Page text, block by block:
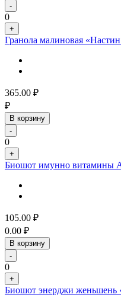
-
0
+
Гранола малиновая
365.00 ₽
₽
В корзину
-
0
+
Биошот имунно витамины
105.00 ₽
0.00 ₽
В корзину
-
0
+
Биошот энерджи женьшень